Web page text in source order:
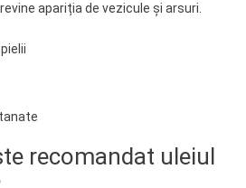
apariția de vezicule și arsuri.
recomandat uleiul